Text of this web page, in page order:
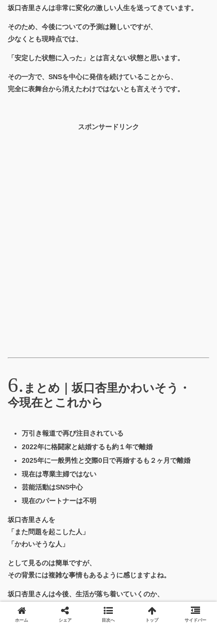
坂口杏里さんは非常に変化の激しい人生を送ってきています。
そのため、今後についての予測は難しいですが、
少なくとも現時点では、
「安定した状態に入った」とは言えない状態と思います。
その一方で、SNSを中心に発信を続けていることから、
完全に表舞台から消えたわけではないとも言えそうです。
スポンサードリンク
まとめ｜坂口杏里かわいそう・
今現在とこれから
万引き報道で再び注目されている
2022年に格闘家と結婚するも約１年で離婚
2025年に一般男性と交際0日で再婚するも２ヶ月で離婚
現在は専業主婦ではない
芸能活動はSNS中心
現在のパートナーは不明
坂口杏里さんを
「また問題を起こした人」
「かわいそうな人」
として見るのは簡単ですが、
その背景には複雑な事情もあるように感じますよね。
坂口杏里さんは今後、生活が落ち着いていくのか、
それともまた新たな展開があるのか——
ホーム シェア 目次へ トップ サイドバー